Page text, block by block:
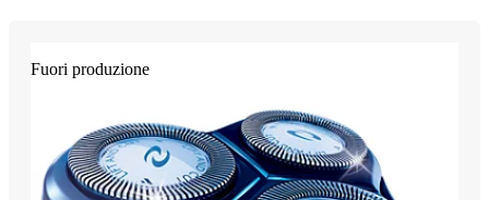
Fuori produzione